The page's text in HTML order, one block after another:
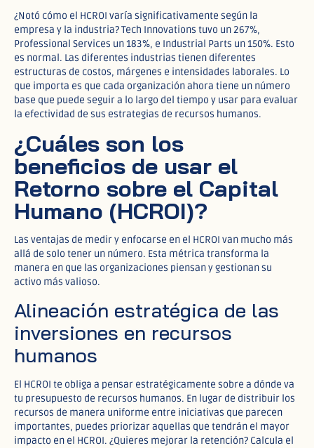
¿Notó cómo el HCROI varía significativamente según la
empresa y la industria? Tech Innovations tuvo un 267%,
Professional Services un 183%, e Industrial Parts un 150%. Esto
es normal. Las diferentes industrias tienen diferentes
estructuras de costos, márgenes e intensidades laborales. Lo
que importa es que cada organización ahora tiene un número
base que puede seguir a lo largo del tiempo y usar para evaluar
la efectividad de sus estrategias de recursos humanos.
¿Cuáles son los
beneficios de usar el
Retorno sobre el Capital
Humano (HCROI)?
Las ventajas de medir y enfocarse en el HCROI van mucho más
allá de solo tener un número. Esta métrica transforma la
manera en que las organizaciones piensan y gestionan su
activo más valioso.
Alineación estratégica de las
inversiones en recursos
humanos
El HCROI te obliga a pensar estratégicamente sobre a dónde va
tu presupuesto de recursos humanos. En lugar de distribuir los
recursos de manera uniforme entre iniciativas que parecen
importantes, puedes priorizar aquellas que tendrán el mayor
impacto en el HCROI. ¿Quieres mejorar la retención? Calcula el